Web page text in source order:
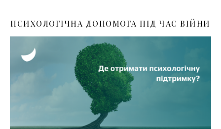
ПСИХОЛОГІЧНА ДОПОМОГА ПІД ЧАС ВІЙНИ